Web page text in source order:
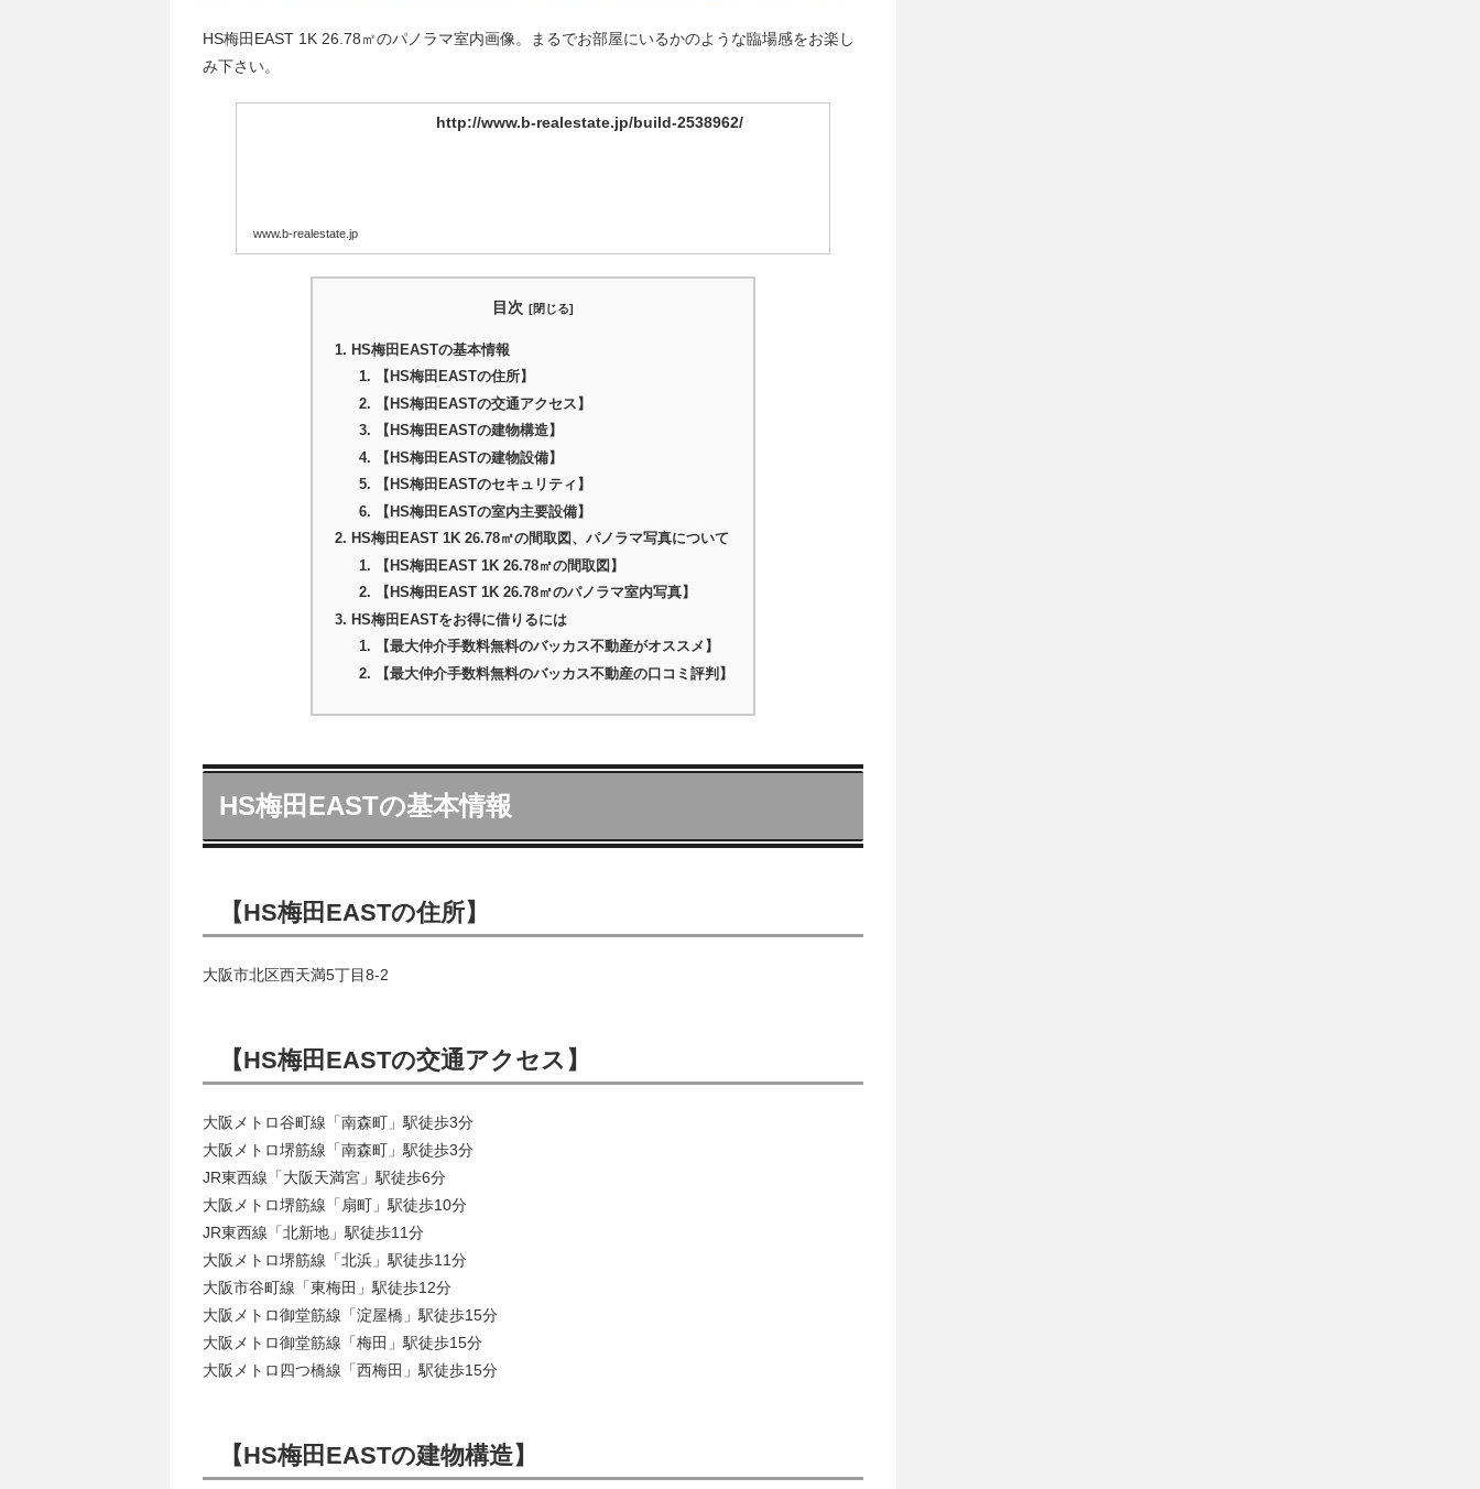
HS梅田EAST 1K 26.78㎡のパノラマ室内画像。まるでお部屋にいるかのような臨場感をお楽し
み下さい。
http://www.b-realestate.jp/build-2538962/
www.b-realestate.jp
目次
HS梅田EASTの基本情報
【HS梅田EASTの住所】
【HS梅田EASTの交通アクセス】
【HS梅田EASTの建物構造】
【HS梅田EASTの建物設備】
【HS梅田EASTのセキュリティ】
【HS梅田EASTの室内主要設備】
HS梅田EAST 1K 26.78㎡の間取図、パノラマ写真について
【HS梅田EAST 1K 26.78㎡の間取図】
【HS梅田EAST 1K 26.78㎡のパノラマ室内写真】
HS梅田EASTをお得に借りるには
【最大仲介手数料無料のバッカス不動産がオススメ】
【最大仲介手数料無料のバッカス不動産の口コミ評判】
HS梅田EASTの基本情報
【HS梅田EASTの住所】
大阪市北区西天満5丁目8-2
【HS梅田EASTの交通アクセス】
大阪メトロ谷町線「南森町」駅徒歩3分
大阪メトロ堺筋線「南森町」駅徒歩3分
JR東西線「大阪天満宮」駅徒歩6分
大阪メトロ堺筋線「扇町」駅徒歩10分
JR東西線「北新地」駅徒歩11分
大阪メトロ堺筋線「北浜」駅徒歩11分
大阪市谷町線「東梅田」駅徒歩12分
大阪メトロ御堂筋線「淀屋橋」駅徒歩15分
大阪メトロ御堂筋線「梅田」駅徒歩15分
大阪メトロ四つ橋線「西梅田」駅徒歩15分
【HS梅田EASTの建物構造】